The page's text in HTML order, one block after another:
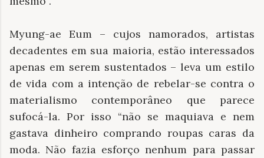
Myung-ae Eum – cujos namorados, artistas
decadentes em sua maioria, estão interessados
apenas em serem sustentados – leva um estilo
de vida com a intenção de rebelar-se contra o
materialismo contemporâneo que parece
sufocá-la. Por isso “não se maquiava e nem
gastava dinheiro comprando roupas caras da
moda. Não fazia esforço nenhum para passar